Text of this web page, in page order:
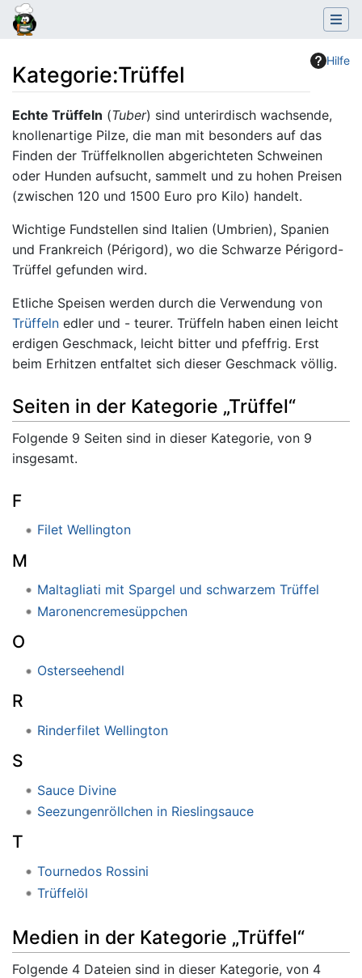
Hilfe
Kategorie:Trüffel
Wechseln zu:Navigation,Suche
Echte Trüffeln (Tuber) sind unterirdisch wachsende,
knollenartige Pilze, die man mit besonders auf das
Finden der Trüffelknollen abgerichteten Schweinen
oder Hunden aufsucht, sammelt und zu hohen Preisen
(zwischen 120 und 1500 Euro pro Kilo) handelt.
Wichtige Fundstellen sind Italien (Umbrien), Spanien
und Frankreich (Périgord), wo die Schwarze Périgord-
Trüffel gefunden wird.
Etliche Speisen werden durch die Verwendung von
Trüffeln edler und - teurer. Trüffeln haben einen leicht
erdigen Geschmack, leicht bitter und pfeffrig. Erst
beim Erhitzen entfaltet sich dieser Geschmack völlig.
Seiten in der Kategorie „Trüffel“
Folgende 9 Seiten sind in dieser Kategorie, von 9
insgesamt.
F
Filet Wellington
M
Maltagliati mit Spargel und schwarzem Trüffel
Maronencremesüppchen
O
Osterseehendl
R
Rinderfilet Wellington
S
Sauce Divine
Seezungenröllchen in Rieslingsauce
T
Tournedos Rossini
Trüffelöl
Medien in der Kategorie „Trüffel“
Folgende 4 Dateien sind in dieser Kategorie, von 4